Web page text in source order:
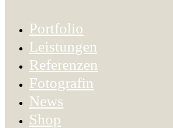
Portfolio
Leistungen
Referenzen
Fotografin
News
Shop